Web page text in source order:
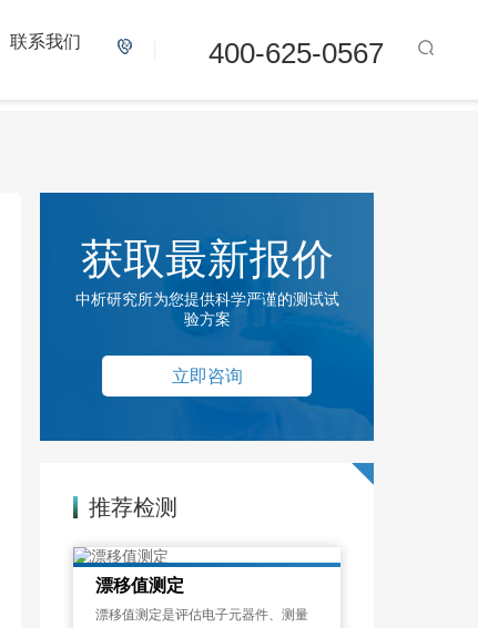
400-625-0567
联系我们
获取最新报价
中析研究所为您提供科学严谨的测试试
验方案
立即咨询
推荐检测
漂移值测定
漂移值测定是评估电子元器件、测量